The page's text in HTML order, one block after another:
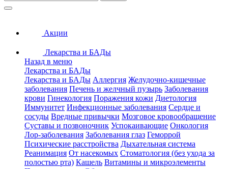
Акции
Лекарства и БАДы
Назад в меню
Лекарства и БАДы
Лекарства и БАДы Аллергия Желудочно-кишечные
заболевания Печень и желчный пузырь Заболевания
крови Гинекология Поражения кожи Диетология
Иммунитет Инфекционные заболевания Сердце и
сосуды Вредные привычки Мозговое кровообращение
Суставы и позвоночник Успокаивающие Онкология
Лор-заболевания Заболевания глаз Геморрой
Психические расстройства Дыхательная система
Реанимация От насекомых Стоматология (без ухода за
полостью рта) Кашель Витамины и микроэлементы